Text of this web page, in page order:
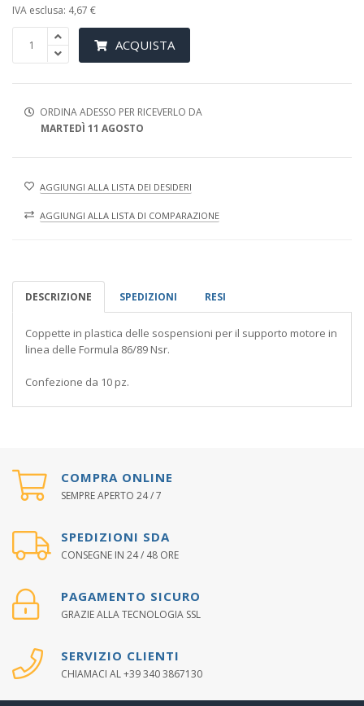
IVA esclusa: 4,67 €
ACQUISTA
ORDINA ADESSO PER RICEVERLO DA
MARTEDÌ 11 AGOSTO
AGGIUNGI ALLA LISTA DEI DESIDERI
AGGIUNGI ALLA LISTA DI COMPARAZIONE
DESCRIZIONE SPEDIZIONI RESI
Coppette in plastica delle sospensioni per il supporto motore in
linea delle Formula 86/89 Nsr.
Confezione da 10 pz.
COMPRA ONLINE
SEMPRE APERTO 24 / 7
SPEDIZIONI SDA
CONSEGNE IN 24 / 48 ORE
PAGAMENTO SICURO
GRAZIE ALLA TECNOLOGIA SSL
SERVIZIO CLIENTI
CHIAMACI AL +39 340 3867130